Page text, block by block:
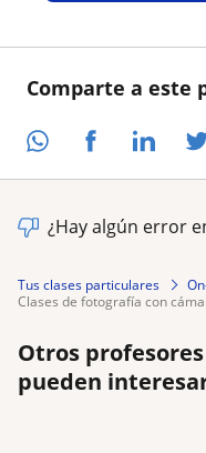
Comparte a este
¿Hay algún error
Tus clases particulares
clases de fotografía con
Otros
pueden